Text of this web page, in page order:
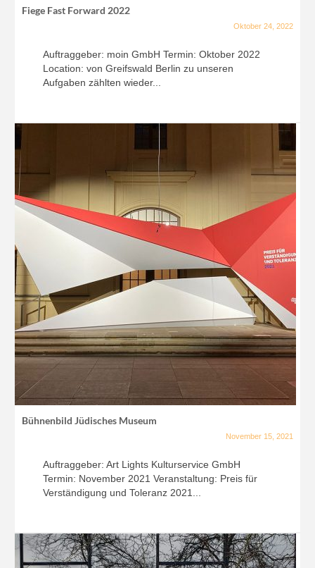
Fiege Fast Forward 2022
Oktober 24, 2022
Auftraggeber: moin GmbH Termin: Oktober 2022
Location: von Greifswald Berlin zu unseren
Aufgaben zählten wieder...
Bühnenbild Jüdisches Museum
November 15, 2021
Auftraggeber: Art Lights Kulturservice GmbH
Termin: November 2021 Veranstaltung: Preis für
Verständigung und Toleranz 2021...